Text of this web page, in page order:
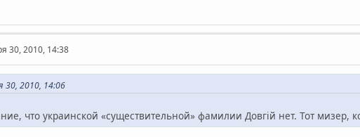
30, 2010, 14:38
2010, 14:06
что украинской «существительной» фамилии Довгій нет. Тот